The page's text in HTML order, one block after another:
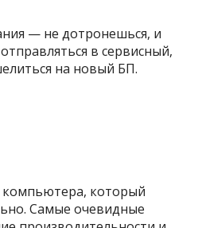
— не дотронешься, и
в сервисный,
на новый БП.
который
Самые очевидные